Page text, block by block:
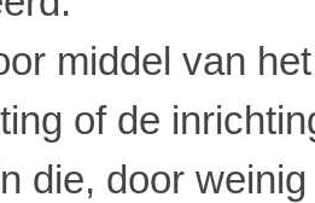
middel van
of de
die, door